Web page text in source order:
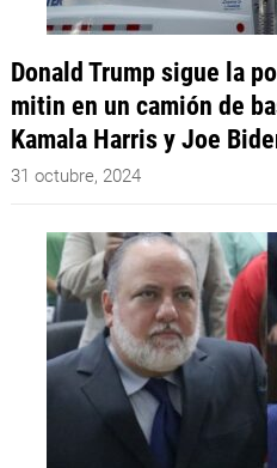
Donald Trump sigue la
mitin en un camión de
Kamala Harris y Joe
31 octubre, 2024